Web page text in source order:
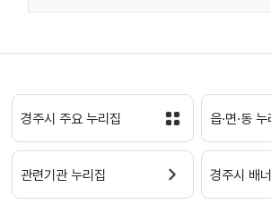
경주시 주요 누리집 읍·면·동 누
관련기관 누리집 경주시 배